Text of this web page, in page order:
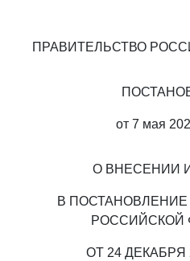
ПРАВИТЕЛЬСТВО
от 7 мая
О ВНЕСЕНИИ
В
РОССИЙСКОЙ
ОТ 24 ДЕКАБРЯ